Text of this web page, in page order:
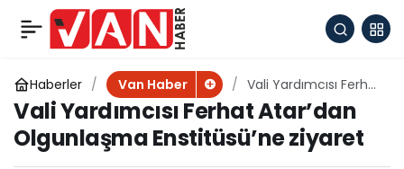
Haberler Van Haber
Vali Yardımcısı Ferhat
Atar’dan Olgunlaşma
Enstitüsü’ne ziyaret
Vali Yardımcısı Ferhat Atar’dan
Olgunlaşma Enstitüsü’ne ziyaret
Çaldıran Belediyesi
ekiplerinden yol
onarım çalışması
Paylaş